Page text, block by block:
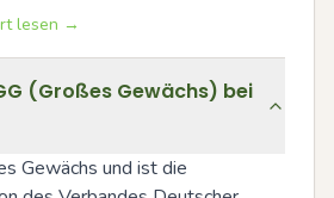
lesen →
(Großes Gewächs) bei
Gewächs und ist die